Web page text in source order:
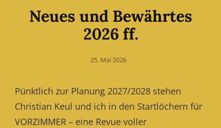
Neues und Bewährtes
2026 ff.
Posted
25. Mai 2026
Pünktlich zur Planung 2027/2028 stehen
Christian Keul und ich in den Startlöchern für
VORZIMMER – eine Revue voller